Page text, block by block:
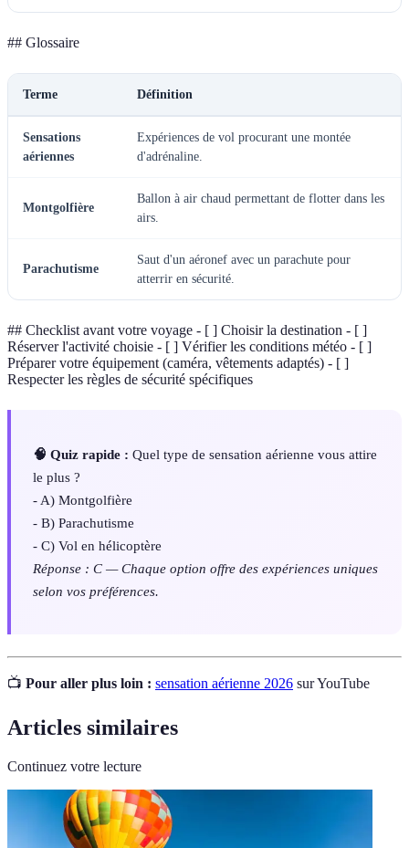
## Glossaire
Terme Définition
Sensations
aériennes
Expériences de vol procurant une montée
d'adrénaline.
Montgolfière
Ballon à air chaud permettant de flotter dans les
airs.
Parachutisme
Saut d'un aéronef avec un parachute pour
atterrir en sécurité.
## Checklist avant votre voyage - [ ] Choisir la destination - [ ]
Réserver l'activité choisie - [ ] Vérifier les conditions météo - [ ]
Préparer votre équipement (caméra, vêtements adaptés) - [ ]
Respecter les règles de sécurité spécifiques
🧠 Quiz rapide : Quel type de sensation aérienne vous attire
le plus ?
- A) Montgolfière
- B) Parachutisme
- C) Vol en hélicoptère
Réponse : C — Chaque option offre des expériences uniques
selon vos préférences.
📺 Pour aller plus loin : sensation aérienne 2026 sur YouTube
Articles similaires
Continuez votre lecture